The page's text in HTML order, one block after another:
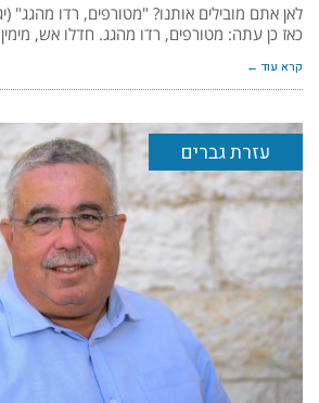
כאז כן עתה: מטורפים, רדו מהגג. חדלו אש, מימין
קרא עוד ←
עזרת גברים